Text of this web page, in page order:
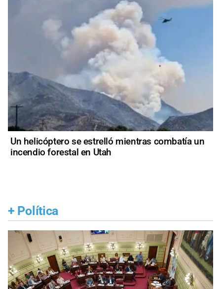
Un helicóptero se estrelló mientras combatía un
incendio forestal en Utah
+ Política